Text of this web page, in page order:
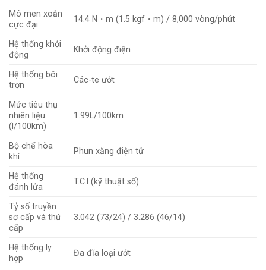
Mô men xoắn
cực đại
14.4 N・m (1.5 kgf・m) / 8,000 vòng/phút
Hệ thống khởi
động
Khởi động điện
Hệ thống bôi
trơn
Các-te ướt
Mức tiêu thụ
nhiên liệu
(l/100km)
1.99L/100km
Bộ chế hòa
khí
Phun xăng điện tử
Hệ thống
đánh lửa
T.C.I (kỹ thuật số)
Tỷ số truyền
sơ cấp và thứ
cấp
3.042 (73/24) / 3.286 (46/14)
Hệ thống ly
hợp
Đa đĩa loại ướt